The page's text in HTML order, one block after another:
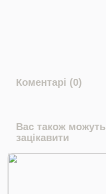
Коментарі (0)
Вас також можуть
зацікавити